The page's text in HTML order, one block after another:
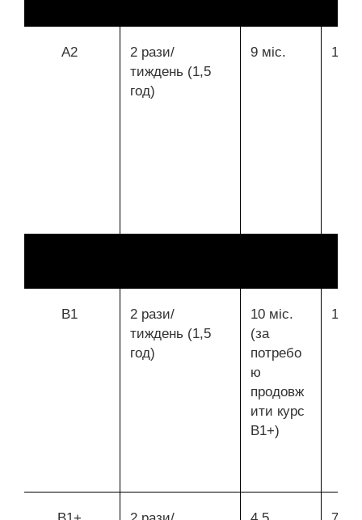
А2
2 рази/
тиждень (1,5
год)
9 міс. 144
В1
2 рази/
тиждень (1,5
год)
10 міс.
(за
потребо
ю
продовж
ити курс
В1+)
160